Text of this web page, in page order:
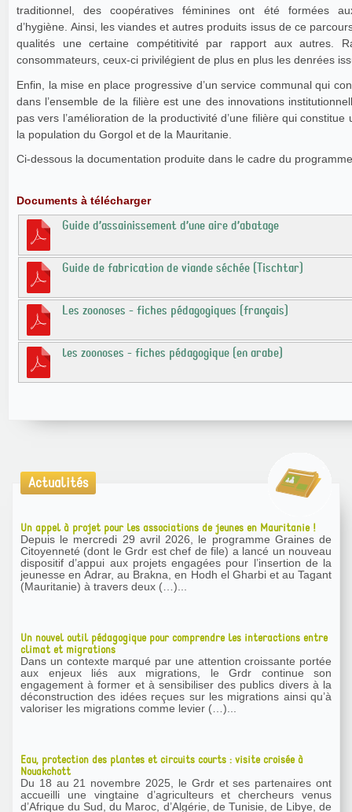
traditionnel, des coopératives féminines ont été formées
d’hygiène. Ainsi, les viandes et autres produits issus de ce
qualités une certaine compétitivité par rapport aux autres.
consommateurs, ceux-ci privilégient de plus en plus les denrées
Enfin, la mise en place progressive d’un service communal qui
dans l’ensemble de la filière est une des innovations
pas vers l’amélioration de la productivité d’une filière qui
la population du Gorgol et de la Mauritanie.
Ci-dessous la documentation produite dans le cadre du
Documents à télécharger
Guide d’assainissement d’une aire d’abatage
Guide de fabrication de viande séchée (Tischtar)
Les zoonoses - fiches pédagogiques (français)
les zoonoses - fiches pédagogique (en arabe)
Actualités
Un appel à projet pour les associations de jeunes en Mauritanie !
Depuis le mercredi 29 avril 2026, le programme Graines de
Citoyenneté (dont le Grdr est chef de file) a lancé un nouveau
dispositif d’appui aux projets engagées pour l’insertion de la
jeunesse en Adrar, au Brakna, en Hodh el Gharbi et au Tagant
(Mauritanie) à travers deux (…)...
Un nouvel outil pédagogique pour comprendre les interactions entre
climat et migrations
Dans un contexte marqué par une attention croissante portée
aux enjeux liés aux migrations, le Grdr continue son
engagement à former et à sensibiliser des publics divers à la
déconstruction des idées reçues sur les migrations ainsi qu’à
valoriser les migrations comme levier (…)...
Eau, protection des plantes et circuits courts : visite croisée à
Nouakchott
Du 18 au 21 novembre 2025, le Grdr et ses partenaires ont
accueilli une vingtaine d’agriculteurs et chercheurs venus
d’Afrique du Sud, du Maroc, d’Algérie, de Tunisie, de Libye, de